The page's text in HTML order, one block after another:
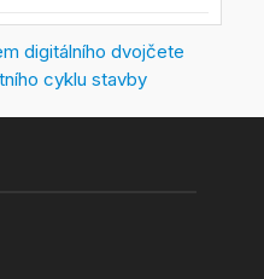
digitálního dvojčete
cyklu stavby